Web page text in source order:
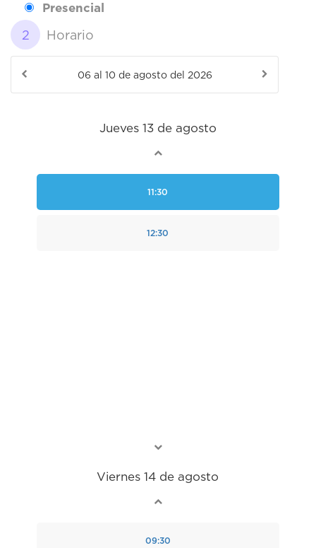
Presencial
Horario
Jueves 13 de agosto
11:30
12:30
Viernes 14 de agosto
09:30